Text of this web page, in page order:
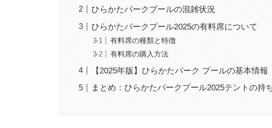
ひらかたパークプールの混雑状況
ひらかたパークプール2025の有料席について
有料席の種類と特徴
有料席の購入方法
【2025年版】ひらかたパーク プールの基本情報
まとめ：ひらかたパークプール2025テントの持